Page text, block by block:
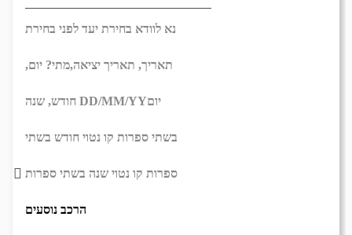
נא לוודא בחירת יעד לפני בחירת
תאריך, תאריך יציאה,מתי? יום,
DD/MM/YYיום
בשתי ספרות קו נטוי חודש בשתי
ספרות קו נטוי שנה בשתי ספרות
הרכב נוסעים